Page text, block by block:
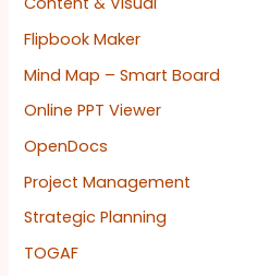
Flipbook Maker
Mind Map – Smart Board
Online PPT Viewer
OpenDocs
Project Management
Strategic Planning
TOGAF